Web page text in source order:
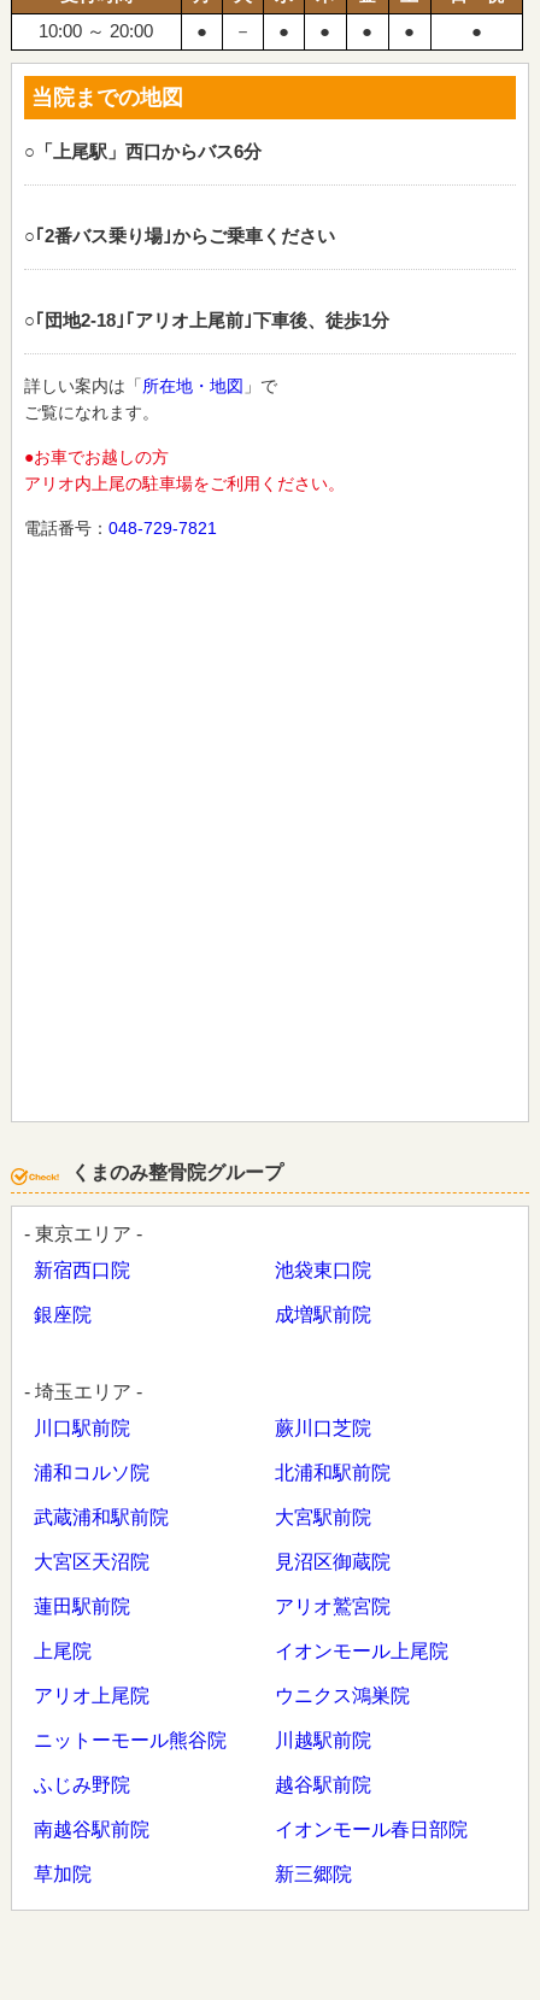
10:00 ～ 20:00
● － ● ● ● ● ●
当院までの地図
○「上尾駅」西口からバス6分
○｢2番バス乗り場｣からご乗車ください
○｢団地2‐18｣｢アリオ上尾前｣下車後、徒歩1分
詳しい案内は「所在地・地図 」で
ご覧になれます。
●お車でお越しの方
アリオ内上尾の駐車場をご利用ください。
電話番号： 048-729-7821
くまのみ整骨院グループ
- 東京エリア -
新宿西口院
池袋東口院
銀座院 成増駅前院
- 埼玉エリア -
川口駅前院
蕨川口芝院
浦和コルソ院 北浦和駅前院
武蔵浦和駅前院 大宮駅前院
大宮区天沼院 見沼区御蔵院
蓮田駅前院 アリオ鷲宮院
上尾院 イオンモール上尾院
アリオ上尾院 ウニクス鴻巣院
ニットーモール熊谷院 川越駅前院
ふじみ野院 越谷駅前院
南越谷駅前院 イオンモール春日部院
草加院 新三郷院